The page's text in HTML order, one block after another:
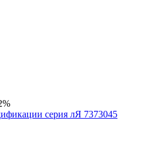
серия лЯ 7373045